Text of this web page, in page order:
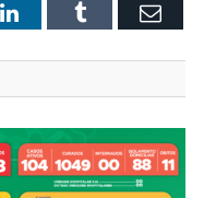
LinkedInTumblr Email